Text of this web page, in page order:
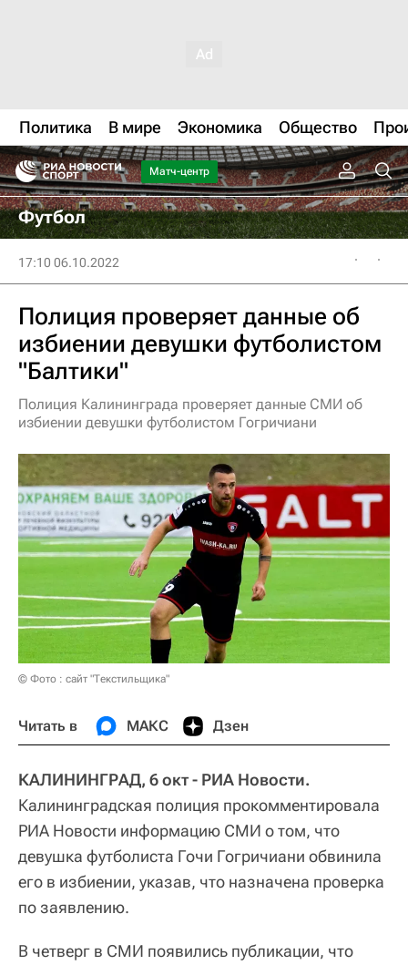
Политика В мире Экономика Общество
Матч-центр
Футбол
17:10 06.10.2022
Полиция проверяет данные об
избиении девушки футболистом
"Балтики"
Полиция Калининграда проверяет данные СМИ об
избиении девушки футболистом Гогричиани
© Фото : сайт "Текстильщика"
Читать в МАКС Дзен
КАЛИНИНГРАД, 6 окт - РИА Новости.
Калининградская полиция прокомментировала
РИА Новости информацию СМИ о том, что
девушка футболиста Гочи Гогричиани обвинила
его в избиении, указав, что назначена проверка
по заявлению.
В четверг в СМИ появились публикации, что